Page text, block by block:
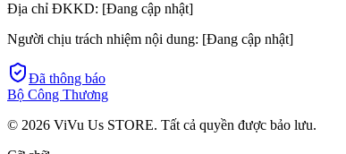
Địa chỉ ĐKKD: [Đang cập nhật]
Người chịu trách nhiệm nội dung: [Đang cập nhật]
Đã thông báo
Bộ Công Thương
© 2026 ViVu Us STORE. Tất cả quyền được bảo lưu.